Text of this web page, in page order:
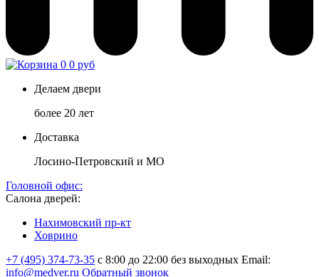
0 0 руб
Делаем двери
более 20 лет
Доставка
Лосино-Петровский и МО
Головной офис:
Салона дверей:
Нахимовский пр-кт
Ховрино
+7 (495) 374-73-35 с 8:00 до 22:00 без выходных Email:
info@medver.ru Обратный звонок